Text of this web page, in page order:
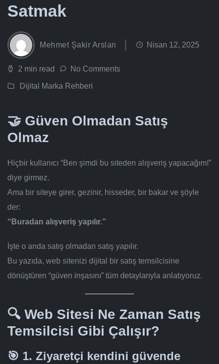
Satmak
Mehmet Şakir Arslan Nisan 12, 2025
2 min read No Comments
Dijital Marka Rehberi
🤝 Güven Olmadan Satış
Olmaz
Hiçbir kullanıcı “Ben şimdi bu siteden alışveriş yapacağım!”
diye girmez.
Ama bir siteye girer, gezinir, hisseder, bir bakar ve şöyle
der:
“Buradan alışveriş yapılır.”
İşte o anda satış olmadan satış yapılır.
Bu yazıda, web sitenizi dijital bir satış temsilcisine
dönüştüren “güven inşasını” tüm detaylarıyla anlatıyoruz.
🔍 Web Sitesi Ne Zaman Satış
Temsilcisi Gibi Çalışır?
🎯 1. Ziyaretçi kendini güvende